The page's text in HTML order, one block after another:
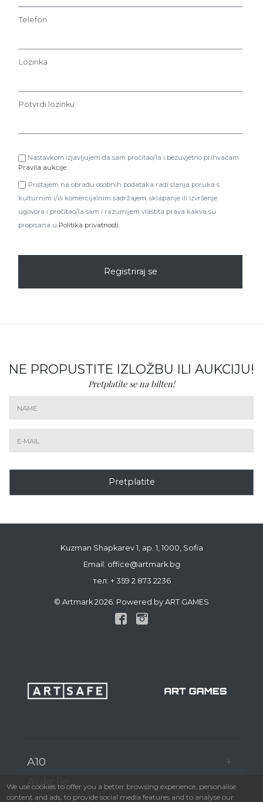
Telefon
Lozinka
Potvrdi lozinku
Nastavkom izjavljujem da sam pročitao/la i bezuvjetno prihvaćam
Pravila aukcije.
Pristajem na obradu osobnih podataka radi slanja poruka s
kulturnim i/ili komercijalnim sadržajem, sklapanje ili izvršenje
ugovora i pročitao/la sam i razumijem vlastita prava kakva su
propisana u Politika privatnosti.
Registriraj se
NE PROPUSTITE IZLOŽBU ILI AUKCIJU!
Pretplatite se na bilten!
Pretplatite
Kuzman Shapkarev 1, ap. 1, 1000, Sofia
Email: office@artmark.bg
тел: + 359 2 873 2236
© Artmark 2026. Powered by ART GAMES
A10
Aukcije
We use cookies to offer you a better browsing experience, personalise
content and ads, to provide social media features and to analyse our